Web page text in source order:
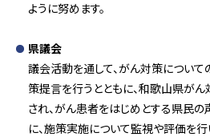
ように努めます。
県議会
議会活動を通して、がん対策につい
策提言を行うとともに、和歌山県が
され、がん患者をはじめとする県民
に、施策実施について監視や評価を行